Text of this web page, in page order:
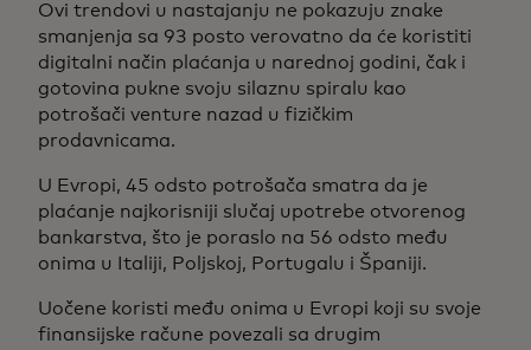
Ovi trendovi u nastajanju ne pokazuju znake
smanjenja sa 93 posto verovatno da će koristiti
digitalni način plaćanja u narednoj godini, čak i
gotovina pukne svoju silaznu spiralu kao
potrošači venture nazad u fizičkim
prodavnicama.
U Evropi, 45 odsto potrošača smatra da je
plaćanje najkorisniji slučaj upotrebe otvorenog
bankarstva, što je poraslo na 56 odsto među
onima u Italiji, Poljskoj, Portugalu i Španiji.
Uočene koristi među onima u Evropi koji su svoje
finansijske račune povezali sa drugim